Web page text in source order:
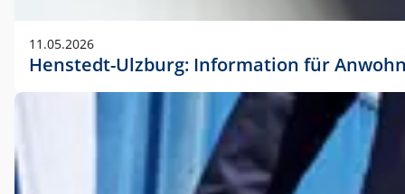
11.05.2026
Henstedt-Ulzburg: Information für